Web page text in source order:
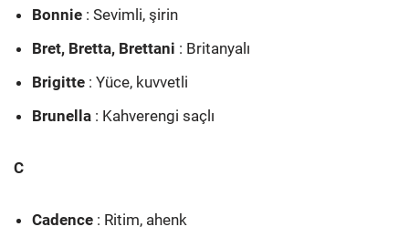
Bonnie : Sevimli, şirin
Bret, Bretta, Brettani : Britanyalı
Brigitte : Yüce, kuvvetli
Brunella : Kahverengi saçlı
C
Cadence : Ritim, ahenk